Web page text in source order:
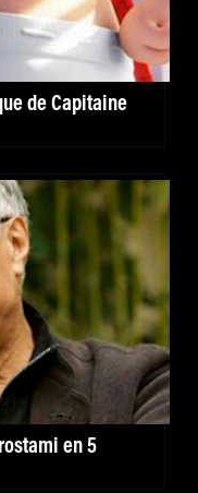
de Capitaine
en 5